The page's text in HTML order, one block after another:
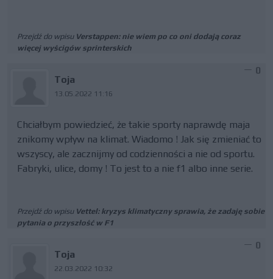
Przejdź do wpisu Verstappen: nie wiem po co oni dodają coraz
więcej wyścigów sprinterskich
Toja
13.05.2022 11:16
0
Chciałbym powiedzieć, że takie sporty naprawdę maja
znikomy wpływ na klimat. Wiadomo ! Jak się zmieniać to
wszyscy, ale zacznijmy od codzienności a nie od sportu.
Fabryki, ulice, domy ! To jest to a nie f1 albo inne serie.
Przejdź do wpisu Vettel: kryzys klimatyczny sprawia, że zadaję sobie
pytania o przyszłość w F1
Toja
22.03.2022 10:32
0